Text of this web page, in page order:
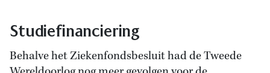
Studiefinanciering
Behalve het Ziekenfondsbesluit had de Tweede